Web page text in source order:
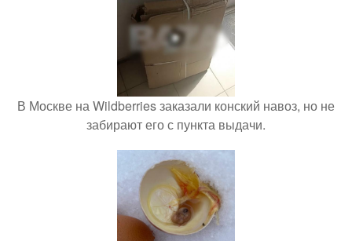
В Москве на Wildberries заказали конский навоз, но не
забирают его с пункта выдачи.